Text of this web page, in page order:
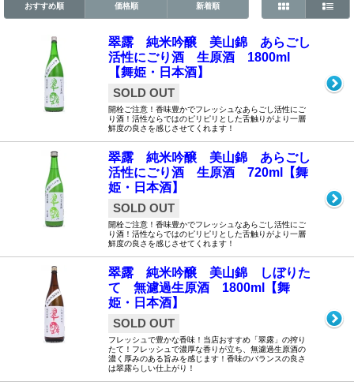
おすすめ順 価格順 新着順
翠露 純米吟醸 美山錦 あらごし
活性にごり酒 生原酒 1800ml
【舞姫・日本酒】
SOLD OUT
開栓ご注意！香味豊かでフレッシュなあらごし活性にご
り酒！活性ならではのピリピリとした舌触りがより一層
鮮度の良さを感じさせてくれます！
翠露 純米吟醸 美山錦 あらごし
活性にごり酒 生原酒 720ml【舞
姫・日本酒】
SOLD OUT
開栓ご注意！香味豊かでフレッシュなあらごし活性にご
り酒！活性ならではのピリピリとした舌触りがより一層
鮮度の良さを感じさせてくれます！
翠露 純米吟醸 美山錦 しぼりた
て 無濾過生原酒 1800ml【舞
姫・日本酒】
SOLD OUT
フレッシュで豊かな香味！当店おすすめ「翠露」の搾り
たて！フレッシュで濃厚な香りが立ち、無濾過生原酒の
濃く厚みのある旨みを感じます！香味のバランスの良さ
は翠露らしい仕上がり！